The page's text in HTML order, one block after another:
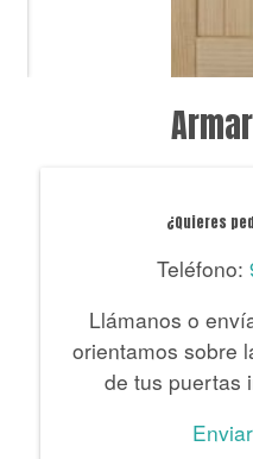
¿Quieres
Teléfono:
Llámanos o
orientamos sobre
de tus puertas